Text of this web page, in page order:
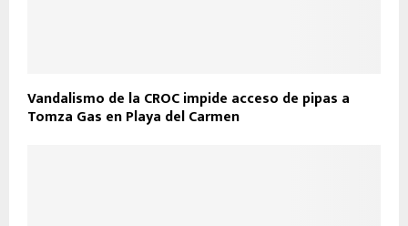
Vandalismo de la CROC impide acceso de pipas a
Tomza Gas en Playa del Carmen